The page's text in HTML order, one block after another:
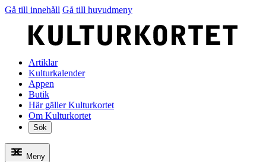
Gå till innehåll Gå till huvudmeny
Artiklar
Kulturkalender
Appen
Butik
Här gäller Kulturkortet
Om Kulturkortet
Sök
Meny